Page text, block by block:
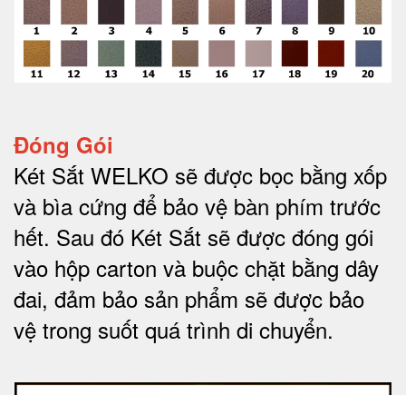
Đóng Gói
Két Sắt WELKO sẽ được bọc bằng xốp
và bìa cứng để bảo vệ bàn phím trước
hết. Sau đó Két Sắt sẽ được đóng gói
vào hộp carton và buộc chặt bằng dây
đai, đảm bảo sản phẩm sẽ được bảo
vệ trong suốt quá trình di chuyển.